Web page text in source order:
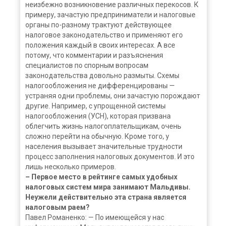
неизбежно возникновение различных перекосов. К
примеру, зачастую предприниматели и налоговые
органы по-разному трактуют действующее
налоговое законодательство и применяют его
положения каждый в своих интересах. А все
потому, что комментарии и разъяснения
специалистов по спорным вопросам
законодательства довольно размыты. Схемы
налогообложения не дифференцированы —
устраняя одни проблемы, они зачастую порождают
другие. Например, с упрощенной системы
налогообложения (УСН), которая призвана
облегчить жизнь налогоплательщикам, очень
сложно перейти на обычную. Кроме того, у
населения вызывает значительные трудности
процесс заполнения налоговых документов. И это
лишь несколько примеров.
– Первое место в рейтинге самых удобных
налоговых систем мира занимают Мальдивы.
Неужели действительно эта страна является
налоговым раем?
Павел Романенко: — По имеющейся у нас